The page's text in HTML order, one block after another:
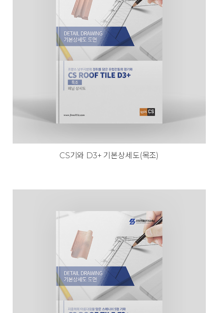
CS기와 D3+ 기본상세도(목조)